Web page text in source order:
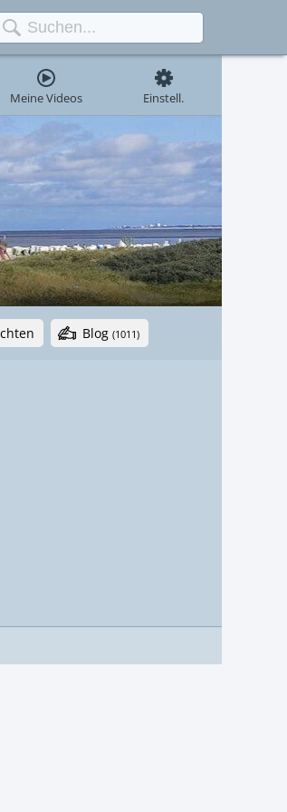
Meine Videos Einstell.
Blog (1011)